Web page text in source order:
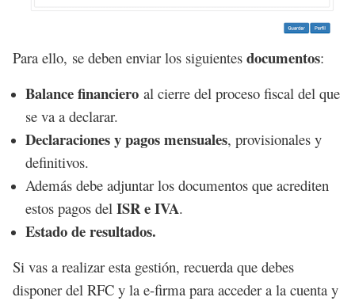
Para ello, se deben enviar los siguientes documentos:
Balance financiero al cierre del proceso fiscal del que
se va a declarar.
Declaraciones y pagos mensuales, provisionales y
definitivos.
Además debe adjuntar los documentos que acrediten
estos pagos del ISR e IVA.
Estado de resultados.
Si vas a realizar esta gestión, recuerda que debes
disponer del RFC y la e-firma para acceder a la cuenta y